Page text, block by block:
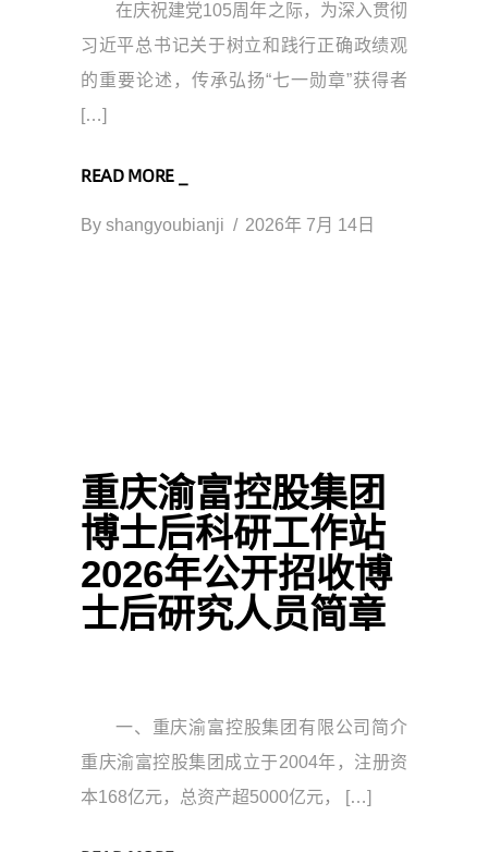
在庆祝建党105周年之际，为深入贯彻
习近平总书记关于树立和践行正确政绩观
的重要论述，传承弘扬“七一勋章”获得者
[…]
READ MORE _
By shangyoubianji 2026年 7月 14日
重庆渝富控股集团
博士后科研工作站
2026年公开招收博
士后研究人员简章
一、重庆渝富控股集团有限公司简介
重庆渝富控股集团成立于2004年，注册资
本168亿元，总资产超5000亿元， […]